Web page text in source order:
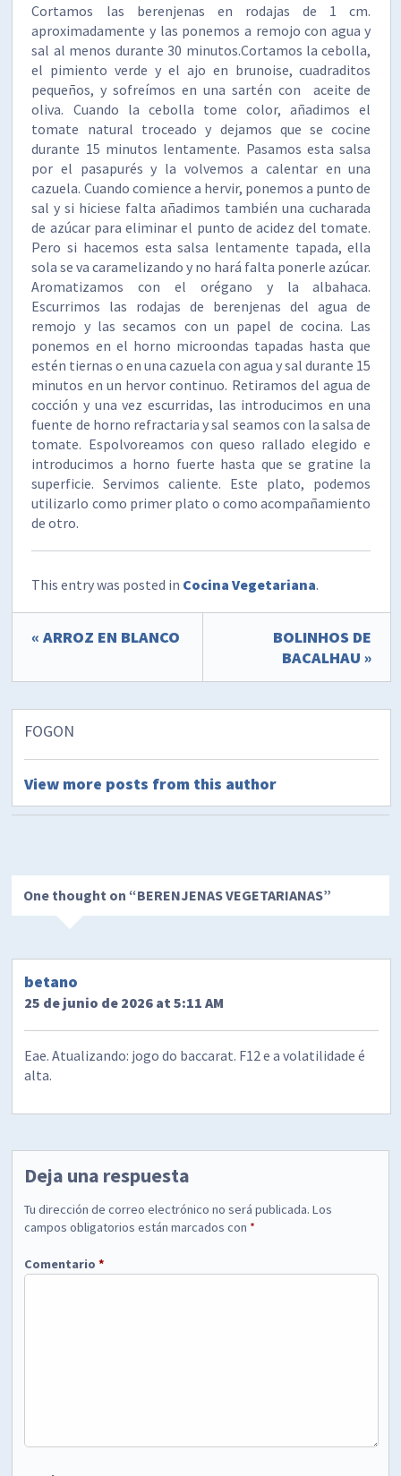
Cortamos las berenjenas en rodajas de 1 cm.
aproximadamente y las ponemos a remojo con agua y
sal al menos durante 30 minutos.Cortamos la cebolla,
el pimiento verde y el ajo en brunoise, cuadraditos
pequeños, y sofreímos en una sartén con aceite de
oliva. Cuando la cebolla tome color, añadimos el
tomate natural troceado y dejamos que se cocine
durante 15 minutos lentamente. Pasamos esta salsa
por el pasapurés y la volvemos a calentar en una
cazuela. Cuando comience a hervir, ponemos a punto de
sal y si hiciese falta añadimos también una cucharada
de azúcar para eliminar el punto de acidez del tomate.
Pero si hacemos esta salsa lentamente tapada, ella
sola se va caramelizando y no hará falta ponerle azúcar.
Aromatizamos con el orégano y la albahaca.
Escurrimos las rodajas de berenjenas del agua de
remojo y las secamos con un papel de cocina. Las
ponemos en el horno microondas tapadas hasta que
estén tiernas o en una cazuela con agua y sal durante 15
minutos en un hervor continuo. Retiramos del agua de
cocción y una vez escurridas, las introducimos en una
fuente de horno refractaria y sal seamos con la salsa de
tomate. Espolvoreamos con queso rallado elegido e
introducimos a horno fuerte hasta que se gratine la
superficie. Servimos caliente. Este plato, podemos
utilizarlo como primer plato o como acompañamiento
de otro.
This entry was posted in Cocina Vegetariana.
« ARROZ EN BLANCO
BOLINHOS DE
BACALHAU »
FOGON
View more posts from this author
One thought on “BERENJENAS VEGETARIANAS”
betano
25 de junio de 2026 at 5:11 AM
Eae. Atualizando: jogo do baccarat. F12 e a volatilidade é
alta.
Deja una respuesta
Tu dirección de correo electrónico no será publicada. Los
campos obligatorios están marcados con *
Comentario*